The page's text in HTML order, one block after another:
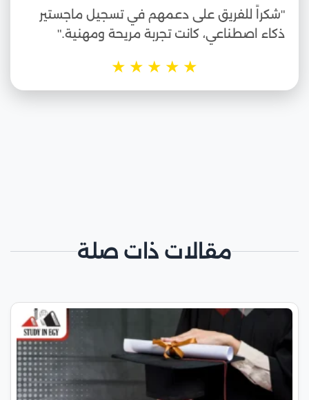
"شكراً للفريق على دعمهم في تسجيل ماجستير
ذكاء اصطناعي، كانت تجربة مريحة ومهنية."
★
★
★
★
★
مقالات ذات صلة